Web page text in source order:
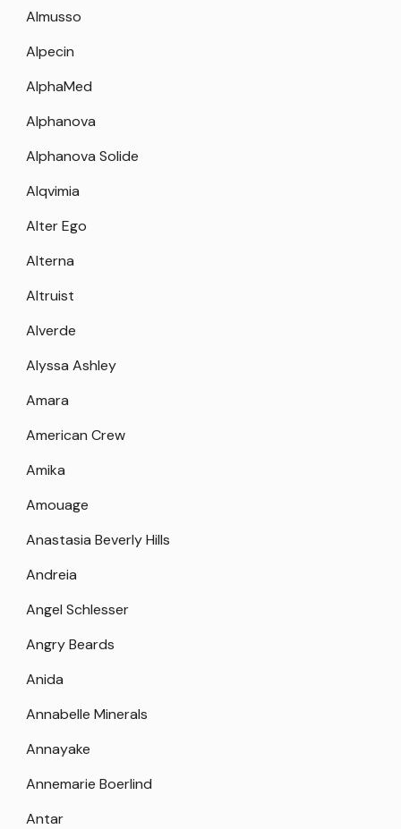
Almusso
Alpecin
AlphaMed
Alphanova
Alphanova Solide
Alqvimia
Alter Ego
Alterna
Altruist
Alverde
Alyssa Ashley
Amara
American Crew
Amika
Amouage
Anastasia Beverly Hills
Andreia
Angel Schlesser
Angry Beards
Anida
Annabelle Minerals
Annayake
Annemarie Boerlind
Antar